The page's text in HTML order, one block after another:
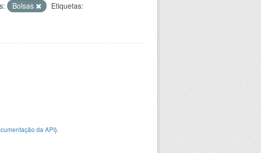
Bolsas
Etiquetas:
da API).